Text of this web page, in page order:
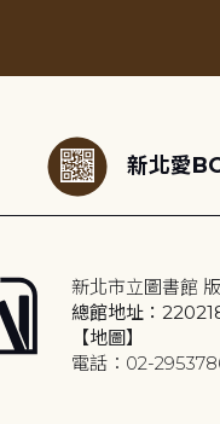
新北愛
新北市立圖書館
總館地址：
【地圖】
電話：02-